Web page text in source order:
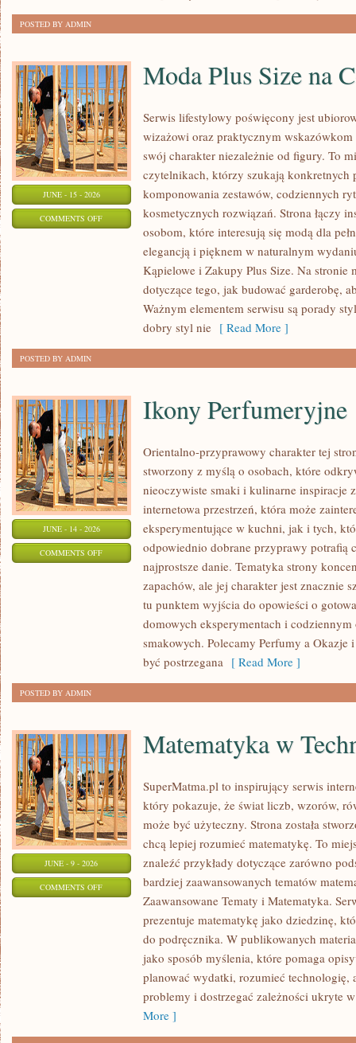
POSTED BY ADMIN
JUNE - 15 - 2026
COMMENTS OFFON
Moda Plus Size na
Serwis lifestylowy poświęcony jest
wizażowi oraz praktycznym
swój charakter niezależnie od figury. To
czytelnikach, którzy szukają konkretnych
komponowania zestawów, codziennych
kosmetycznych rozwiązań. Strona łączy
osobom, które interesują się modą dla
elegancją i pięknem w naturalnym
Kąpielowe i Zakupy Plus Size. Na stronie
dotyczące tego, jak budować garderobę,
Ważnym elementem serwisu są porady
dobry styl nie [ Read More ]
POSTED BY ADMIN
JUNE - 14 - 2026
COMMENTS OFFON
PERFUMERYJNE
Ikony Perfumeryjne
Orientalno-przyprawowy charakter tej
stworzony z myślą o osobach, które
nieoczywiste smaki i kulinarne inspiracje
internetowa przestrzeń, która może
eksperymentujące w kuchni, jak i tych,
odpowiednio dobrane przyprawy potrafią
najprostsze danie. Tematyka strony
zapachów, ale jej charakter jest znacznie
tu punktem wyjścia do opowieści o
domowych eksperymentach i
smakowych. Polecamy Perfumy a Okazje
być postrzegana [ Read More ]
POSTED BY ADMIN
JUNE - 9 - 2026
COMMENTS OFFON
MATEMATYKA
TECHNOLOGII
Matematyka w
SuperMatma.pl to inspirujący serwis
który pokazuje, że świat liczb, wzorów,
może być użyteczny. Strona została
chcą lepiej rozumieć matematykę. To
znaleźć przykłady dotyczące zarówno
bardziej zaawansowanych tematów
Zaawansowane Tematy i Matematyka.
prezentuje matematykę jako dziedzinę,
do podręcznika. W publikowanych
jako sposób myślenia, które pomaga
planować wydatki, rozumieć technologię,
problemy i dostrzegać zależności ukryte
More ]